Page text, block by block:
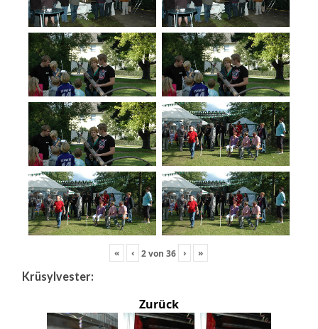
« ‹ 2von36 › »
Krüsylvester:
Zurück